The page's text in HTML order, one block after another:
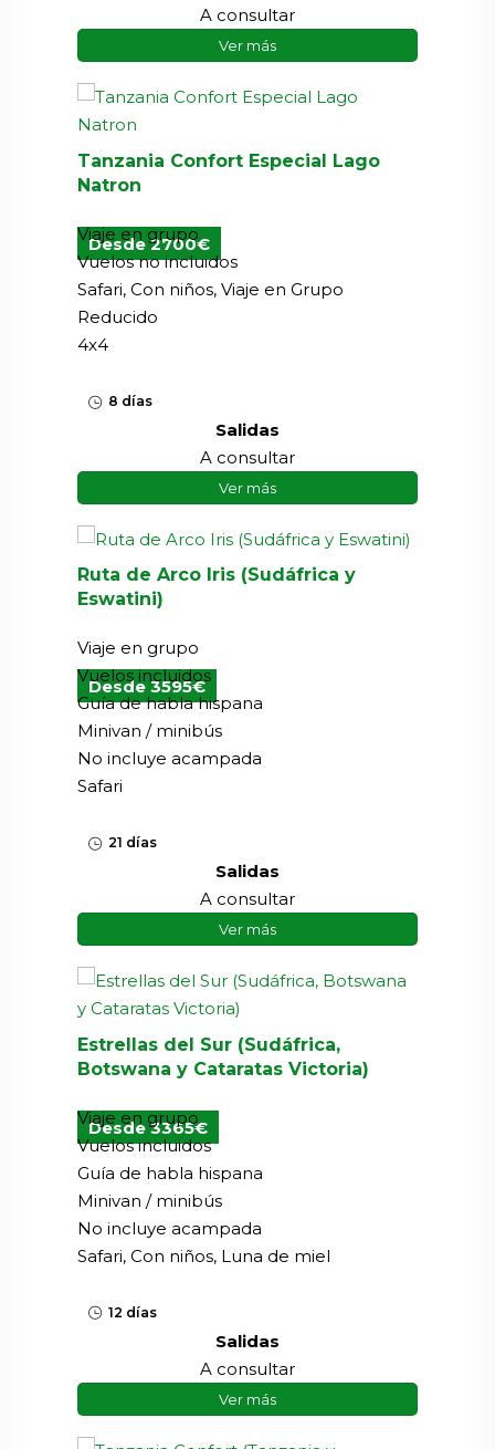
A consultar
Ver más
Desde 2700€
Tanzania Confort Especial Lago
Natron
Viaje en grupo
Vuelos no incluidos
Safari, Con niños, Viaje en Grupo
Reducido
4x4
8 días
Salidas
A consultar
Ver más
Desde 3595€
Ruta de Arco Iris (Sudáfrica y
Eswatini)
Viaje en grupo
Vuelos incluidos
Guía de habla hispana
Minivan / minibús
No incluye acampada
Safari
21 días
Salidas
A consultar
Ver más
Desde 3365€
Estrellas del Sur (Sudáfrica,
Botswana y Cataratas Victoria)
Viaje en grupo
Vuelos incluidos
Guía de habla hispana
Minivan / minibús
No incluye acampada
Safari, Con niños, Luna de miel
12 días
Salidas
A consultar
Ver más